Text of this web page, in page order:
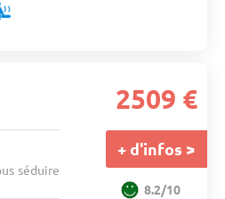
séduire
2509 €
+ d'infos >
8.2/10